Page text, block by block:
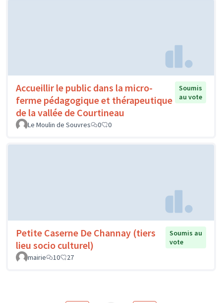
Accueillir le public dans la micro-
ferme pédagogique et thérapeutique
de la vallée de Courtineau
Soumis
au vote
Le Moulin de Souvres 0 0
Petite Caserne De Channay (tiers
lieu socio culturel)
Soumis au
vote
mairie
10 27